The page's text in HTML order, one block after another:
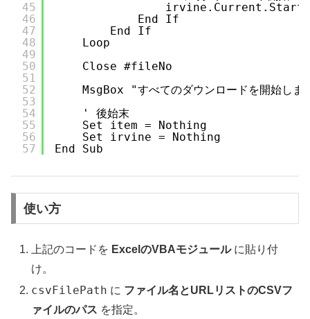
45
46
47
48
49
50
51
52
53
54
55
56
57
End If
End If
Loop
Close #fileNo
MsgBox "すべてのダウンロードを開始
' 後始末
Set item = Nothing
Set irvine = Nothing
End Sub
使い方
上記のコードを ExcelのVBAモジュールに貼り付
け。
csvFilePath に ファイル名とURLリストのCSVフ
ァイルのパス を指定。